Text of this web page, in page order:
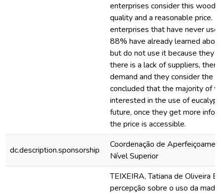
enterprises consider this wood
quality and a reasonable price.
enterprises that have never
88% have already learned
but do not use it because they
there is a lack of suppliers,
demand and they consider the
concluded that the majority of
interested in the use of
future, once they get more
the price is accessible.
dc.description.sponsorship
Coordenação de
Nível Superior
TEIXEIRA, Tatiana de Oliveira
percepção sobre o uso da